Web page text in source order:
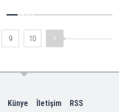
9 10
Künye İletişim RSS